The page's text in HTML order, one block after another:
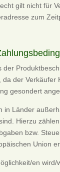
gilt nicht für
zum
der
da der
gesondert
in Länder
Hierzu
bzw.
Union
en